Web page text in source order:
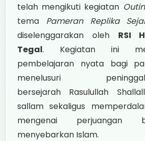
telah mengikuti kegiatan
tema Pameran Replika
diselenggarakan oleh RSI
Tegal. Kegiatan ini
pembelajaran nyata bagi
menelusuri
bersejarah Rasulullah
sallam sekaligus
mengenai perjuangan
menyebarkan Islam.